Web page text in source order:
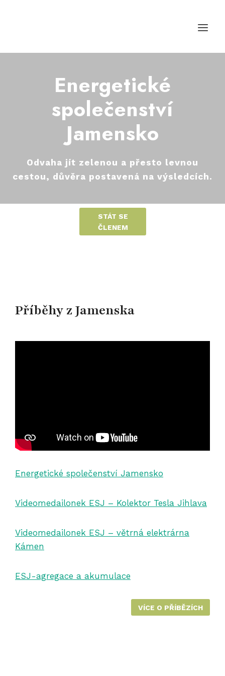
Energetické
společenství
Jamensko
Odvaha jít zelenou a přesto levnou
cestou, důvěra postavená na výsledcích.
STÁT SE
ČLENEM
Příběhy z Jamenska
Energetické společenství Jamensko
Videomedailonek ESJ – Kolektor Tesla Jihlava
Videomedailonek ESJ – větrná elektrárna
Kámen
ESJ-agregace a akumulace
VÍCE O PŘÍBĚZÍCH